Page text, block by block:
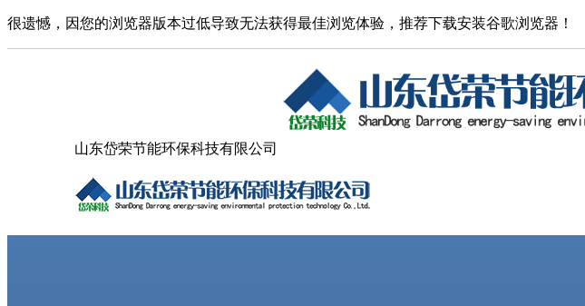
很遗憾，因您的浏览器版本过低导致无法获得最佳浏览体验，推荐下载安装谷歌浏览器！
山东岱荣节能环保科技有限公司